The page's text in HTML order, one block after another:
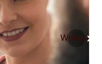
Weiter